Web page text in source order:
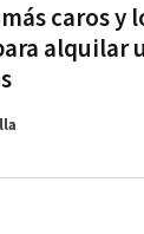
caros y